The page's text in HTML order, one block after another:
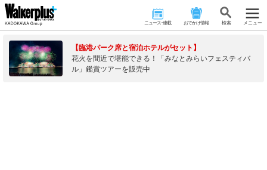
ニュース･連載 おでかけ情報 検 索 メニュー
【臨港パーク席と宿泊ホテルがセット】
花火を間近で堪能できる！「みなとみらいフェスティバ
ル」鑑賞ツアーを販売中